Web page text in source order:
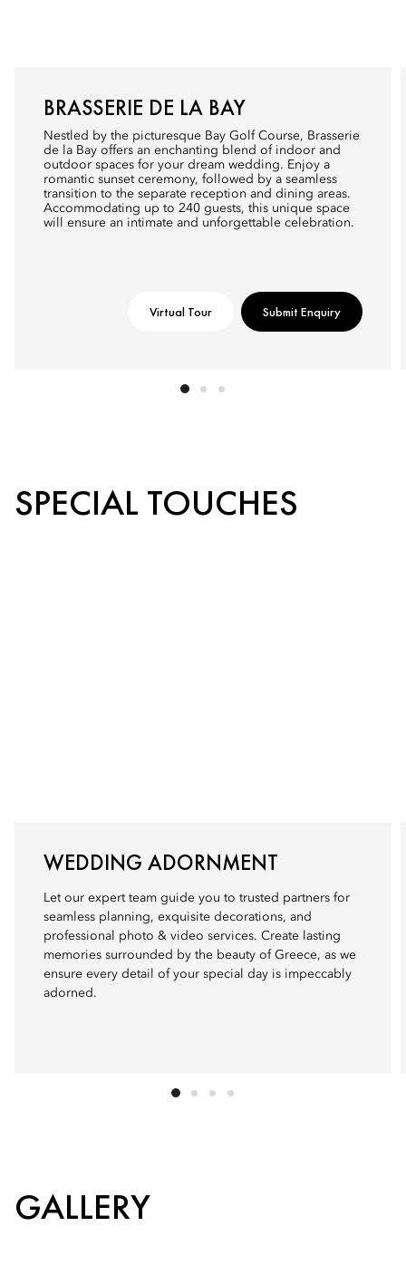
BRASSERIE DE LA BAY
Nestled by the picturesque Bay Golf Course, Brasserie
de la Bay offers an enchanting blend of indoor and
outdoor spaces for your dream wedding. Enjoy a
romantic sunset ceremony, followed by a seamless
transition to the separate reception and dining areas.
Accommodating up to 240 guests, this unique space
will ensure an intimate and unforgettable celebration.
Virtual Tour Submit Enquiry
SPECIAL TOUCHES
WEDDING ADORNMENT
Let our expert team guide you to trusted partners for
seamless planning, exquisite decorations, and
professional photo & video services. Create lasting
memories surrounded by the beauty of Greece, as we
ensure every detail of your special day is impeccably
adorned.
GALLERY